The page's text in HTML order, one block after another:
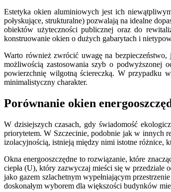
Estetyka okien aluminiowych jest ich
połyskujące, strukturalne) pozwalają na idealne
obiektów użyteczności publicznej oraz do
konstruowanie okien o dużych gabarytach i
Warto również zwrócić uwagę na
możliwością zastosowania szyb o podwyższonej
powierzchnię wilgotną ściereczką. W przypadku
minimalistyczny charakter.
Porównanie okien
W dzisiejszych czasach, gdy świadomość
priorytetem. W Szczecinie, podobnie jak w innych
izolacyjnością, istnieją między nimi istotne różnice,
Okna energooszczędne to rozwiązanie, które
ciepła (U), który zazwyczaj mieści się w
jako gazem szlachetnym wypełniającym
doskonałym wyborem dla większości budynków